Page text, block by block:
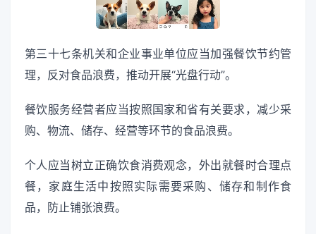
第三十七条机关和企业事业单位应当加强餐饮节约管
理，反对食品浪费，推动开展“光盘行动”。
餐饮服务经营者应当按照国家和省有关要求，减少采
购、物流、储存、经营等环节的食品浪费。
个人应当树立正确饮食消费观念，外出就餐时合理点
餐，家庭生活中按照实际需要采购、储存和制作食
品，防止铺张浪费。